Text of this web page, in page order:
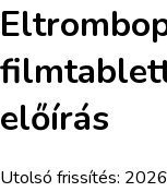
előírás
Utolsó frissítés: